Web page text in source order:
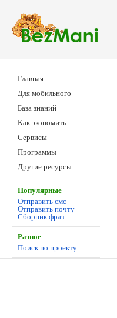
Главная
Для мобильного
База знаний
Как экономить
Сервисы
Программы
Другие ресурсы
Популярные
Отправить смс
Отправить почту
Сборник фраз
Разное
Поиск по проекту